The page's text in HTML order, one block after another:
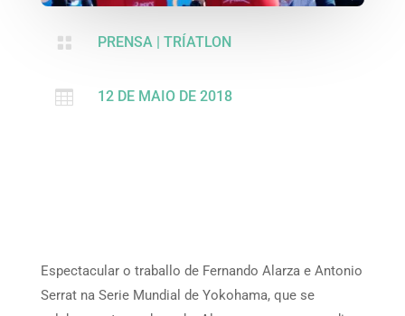
 PRENSA| TRÍATLON
 12 DE MAIO DE 2018
Espectacular o traballo de Fernando Alarza e Antonio
Serrat na Serie Mundial de Yokohama, que se